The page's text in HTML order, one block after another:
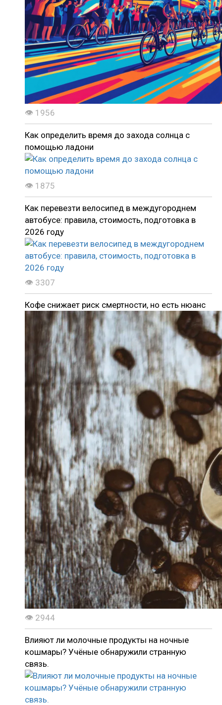
👁 1956
Как определить время до захода солнца с
помощью ладони
👁 1875
Как перевезти велосипед в междугороднем
автобусе: правила, стоимость, подготовка в
2026 году
👁 3307
Кофе снижает риск смертности, но есть нюанс
👁 2944
Влияют ли молочные продукты на ночные
кошмары? Учёные обнаружили странную
связь.